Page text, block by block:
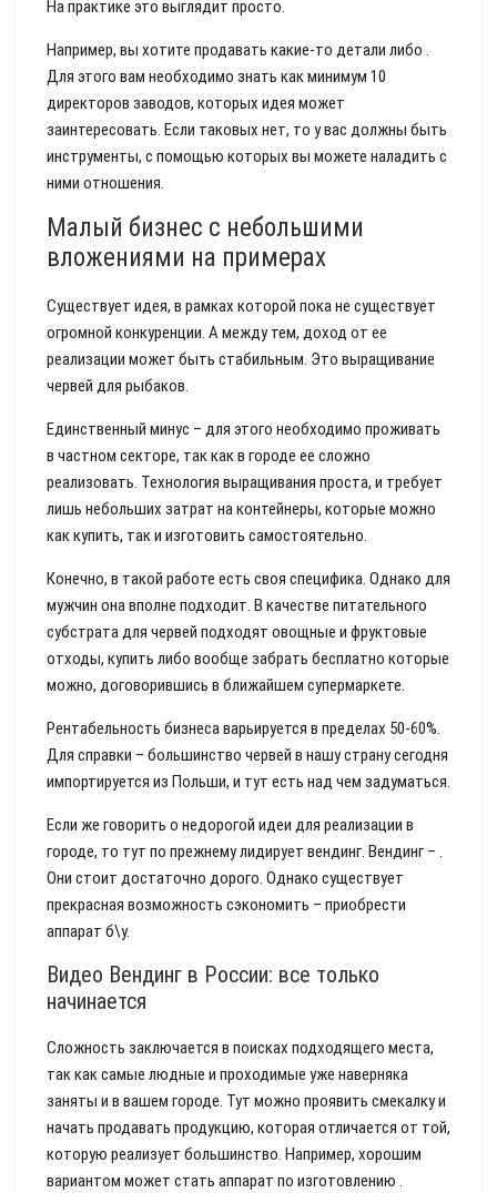
На практике это выглядит просто.
Например, вы хотите продавать какие-то детали либо .
Для этого вам необходимо знать как минимум 10
директоров заводов, которых идея может
заинтересовать. Если таковых нет, то у вас должны быть
инструменты, с помощью которых вы можете наладить с
ними отношения.
Малый бизнес с небольшими
вложениями на примерах
Существует идея, в рамках которой пока не существует
огромной конкуренции. А между тем, доход от ее
реализации может быть стабильным. Это выращивание
червей для рыбаков.
Единственный минус – для этого необходимо проживать
в частном секторе, так как в городе ее сложно
реализовать. Технология выращивания проста, и требует
лишь небольших затрат на контейнеры, которые можно
как купить, так и изготовить самостоятельно.
Конечно, в такой работе есть своя специфика. Однако для
мужчин она вполне подходит. В качестве питательного
субстрата для червей подходят овощные и фруктовые
отходы, купить либо вообще забрать бесплатно которые
можно, договорившись в ближайшем супермаркете.
Рентабельность бизнеса варьируется в пределах 50-60%.
Для справки – большинство червей в нашу страну сегодня
импортируется из Польши, и тут есть над чем задуматься.
Если же говорить о недорогой идеи для реализации в
городе, то тут по прежнему лидирует вендинг. Вендинг – .
Они стоит достаточно дорого. Однако существует
прекрасная возможность сэкономить – приобрести
аппарат б\у.
Видео Вендинг в России: все только
начинается
Сложность заключается в поисках подходящего места,
так как самые людные и проходимые уже наверняка
заняты и в вашем городе. Тут можно проявить смекалку и
начать продавать продукцию, которая отличается от той,
которую реализует большинство. Например, хорошим
вариантом может стать аппарат по изготовлению .